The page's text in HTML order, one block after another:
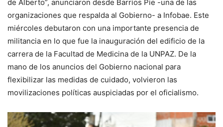
de Alberto”, anunciaron desde Barrios Pie -una de las
organizaciones que respalda al Gobierno- a Infobae. Este
miércoles debutaron con una importante presencia de
militancia en lo que fue la inauguración del edificio de la
carrera de la Facultad de Medicina de la UNPAZ. De la
mano de los anuncios del Gobierno nacional para
flexibilizar las medidas de cuidado, volvieron las
movilizaciones políticas auspiciadas por el oficialismo.